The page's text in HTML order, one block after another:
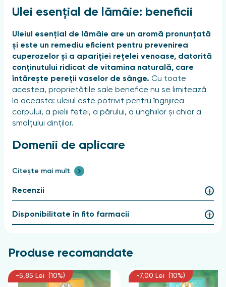
Ulei esențial de lămâie: beneficii
Uleiul esențial de lămâie are un aromă pronunțată
și este un remediu eficient pentru prevenirea
cuperozelor și a apariției rețelei venoase, datorită
conținutului ridicat de vitamina naturală, care
întărește pereții vaselor de sânge. Cu toate
acestea, proprietățile sale benefice nu se limitează
la aceasta: uleiul este potrivit pentru îngrijirea
corpului, a pielii feței, a părului, a unghiilor și chiar a
smalțului dinților.
Domenii de aplicare
Extractul de lămâie demonstrează o eficiență
pigmentării pronunțate;
căderii părului;
Aroma sa proaspătă și intensă contribuie la
refacerea forțelor și îmbunătățirea stării de spirit la
sfârșitul zilei de lucru.
Citește mai mult
Recenzii
Disponibilitate în fito farmacii
Produse recomandate
-5,85 Lei (10%) -7,00 Lei (10%)